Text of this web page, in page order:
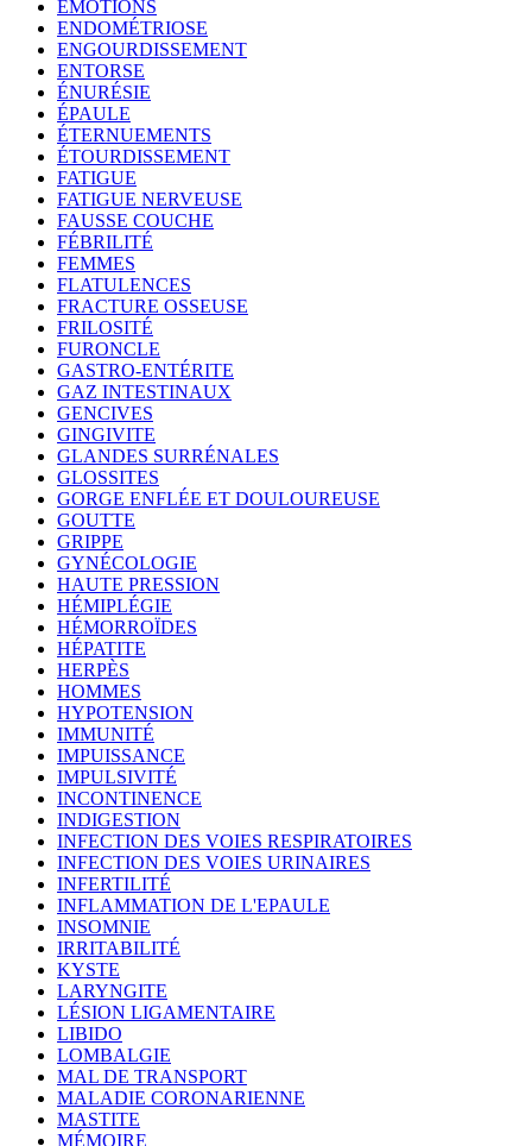
ÉMOTIONS
ENDOMÉTRIOSE
ENGOURDISSEMENT
ENTORSE
ÉNURÉSIE
ÉPAULE
ÉTERNUEMENTS
ÉTOURDISSEMENT
FATIGUE
FATIGUE NERVEUSE
FAUSSE COUCHE
FÉBRILITÉ
FEMMES
FLATULENCES
FRACTURE OSSEUSE
FRILOSITÉ
FURONCLE
GASTRO-ENTÉRITE
GAZ INTESTINAUX
GENCIVES
GINGIVITE
GLANDES SURRÉNALES
GLOSSITES
GORGE ENFLÉE ET DOULOUREUSE
GOUTTE
GRIPPE
GYNÉCOLOGIE
HAUTE PRESSION
HÉMIPLÉGIE
HÉMORROÏDES
HÉPATITE
HERPÈS
HOMMES
HYPOTENSION
IMMUNITÉ
IMPUISSANCE
IMPULSIVITÉ
INCONTINENCE
INDIGESTION
INFECTION DES VOIES RESPIRATOIRES
INFECTION DES VOIES URINAIRES
INFERTILITÉ
INFLAMMATION DE L'EPAULE
INSOMNIE
IRRITABILITÉ
KYSTE
LARYNGITE
LÉSION LIGAMENTAIRE
LIBIDO
LOMBALGIE
MAL DE TRANSPORT
MALADIE CORONARIENNE
MASTITE
MÉMOIRE